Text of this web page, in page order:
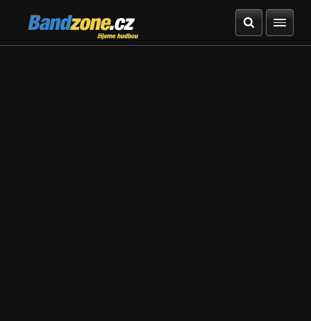
Bandzone.cz
žijeme hudbou